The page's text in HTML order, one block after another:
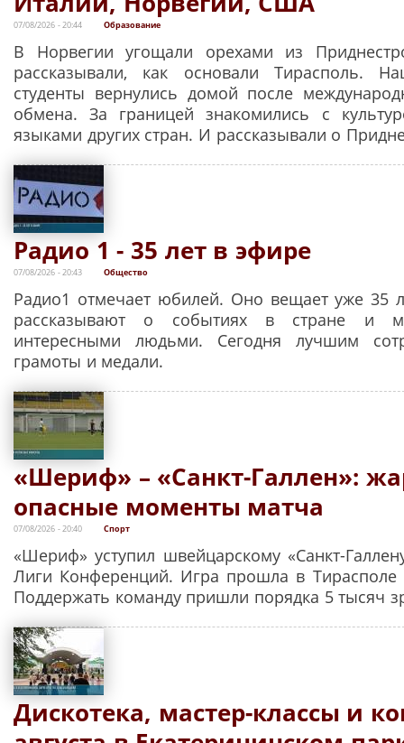
07/08/2026 - 20:44 Образование
В Норвегии угощали орехами из
рассказывали, как основали Тирасполь.
студенты вернулись домой после
обмена. За границей знакомились с
языками других стран. И рассказывали о
Радио 1 - 35 лет в эфире
07/08/2026 - 20:43 Общество
Радио1 отмечает юбилей. Оно вещает уже 35
рассказывают о событиях в стране и
интересными людьми. Сегодня лучшим
грамоты и медали.
«Шериф» – «Санкт-Галлен»:
опасные моменты матча
07/08/2026 - 20:40 Спорт
«Шериф» уступил швейцарскому «Cанкт-
Лиги Конференций. Игра прошла в Тирасполе
Поддержать команду пришли порядка 5 тысяч
Дискотека, мастер-классы и